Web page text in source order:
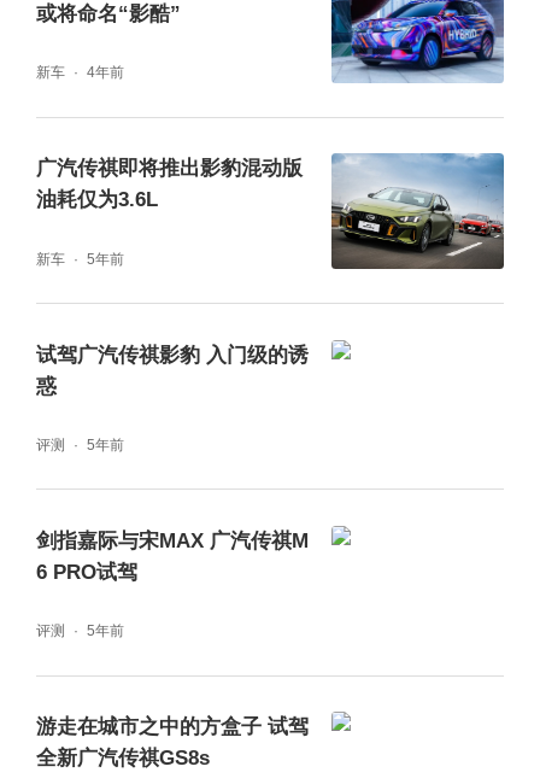
或将命名“影酷”
新车 4年前
广汽传祺即将推出影豹混动版
油耗仅为3.6L
新车 5年前
试驾广汽传祺影豹 入门级的诱
惑
评测 5年前
剑指嘉际与宋MAX 广汽传祺M
6 PRO试驾
评测 5年前
游走在城市之中的方盒子 试驾
全新广汽传祺GS8s